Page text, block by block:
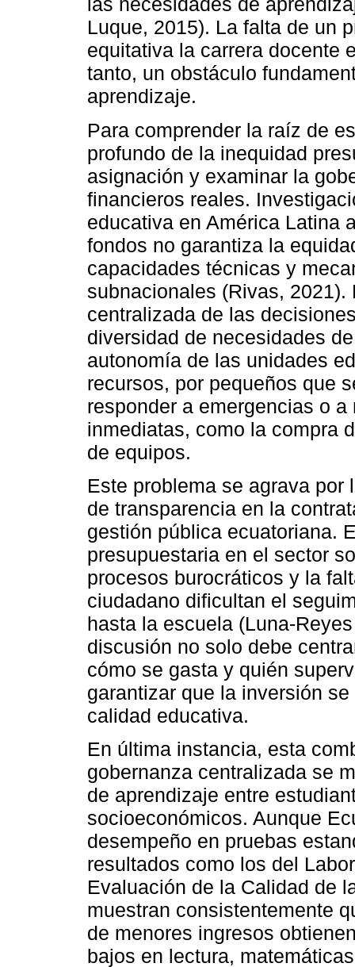
Luque, 2015). La falta de un
equitativa la carrera docente
tanto, un obstáculo
aprendizaje.
Para comprender la raíz de
profundo de la inequidad
asignación y examinar la
financieros reales.
educativa en América Latina
fondos no garantiza la
capacidades técnicas y
subnacionales (Rivas,
centralizada de las
diversidad de necesidades
autonomía de las unidades
recursos, por pequeños que
responder a emergencias o
inmediatas, como la compra
de equipos.
Este problema se agrava
de transparencia en la
gestión pública ecuatoriana.
presupuestaria en el sector
procesos burocráticos y la
ciudadano dificultan el
hasta la escuela (Luna-
discusión no solo debe
cómo se gasta y quién
garantizar que la inversión
calidad educativa.
En última instancia, esta
gobernanza centralizada se
de aprendizaje entre
socioeconómicos. Aunque
desempeño en pruebas
resultados como los del
Evaluación de la Calidad de
muestran consistentemente
de menores ingresos
bajos en lectura,